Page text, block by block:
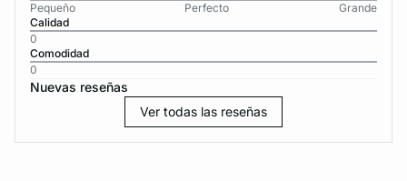
Pequeño
Perfecto
Grande
Calidad
0
Comodidad
0
Nuevas reseñas
Ver todas las reseñas